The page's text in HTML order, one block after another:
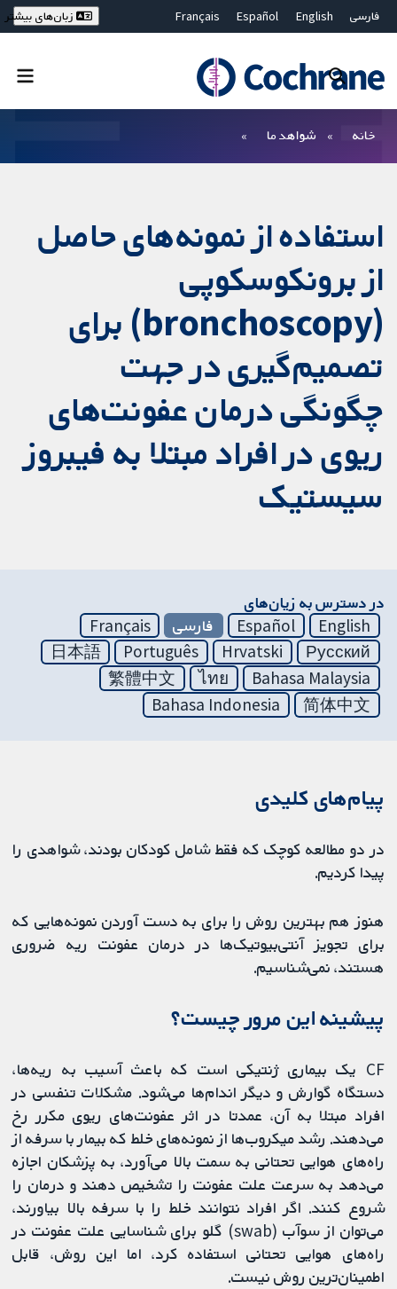
فارسی English
Español
Français
Bahasa Malaysia
ไทย
繁體中文
زبان‌های بیشتر
خانه شواهد ما
استفاده از نمونه‌های حاصل
از برونکوسکوپی
(bronchoscopy) برای
تصمیم‌گیری در جهت
چگونگی درمان عفونت‌های
ریوی در افراد مبتلا به فیبروز
سیستیک
در دسترس به زیان‌های
English
Español فارسی
Français
Русский
Hrvatski
Português
日本語
Bahasa Malaysia
ไทย
繁體中文
简体中文
Bahasa Indonesia
پیام‌های کلیدی
در دو مطالعه کوچک که فقط شامل کودکان بودند، شواهدی را
پیدا کردیم.
هنوز هم بهترین روش را برای به دست آوردن نمونه‌هایی که
برای تجویز آنتی‌بیوتیک‌ها در درمان عفونت ریه ضروری
هستند، نمی‌شناسیم.
پیشینه این مرور چیست؟
CF یک بیماری ژنتیکی است که باعث آسیب به ریه‌ها،
دستگاه گوارش و دیگر اندام‌ها می‌شود. مشکلات تنفسی در
افراد مبتلا به آن، عمدتا در اثر عفونت‌های ریوی مکرر رخ
می‌دهند. رشد میکروب‌ها از نمونه‌های خلط که بیمار با سرفه از
راه‌های هوایی تحتانی به سمت بالا می‌آورد، به پزشکان اجازه
می‌دهد به سرعت علت عفونت را تشخیص دهند و درمان را
شروع کنند. اگر افراد نتوانند خلط را با سرفه بالا بیاورند،
می‌توان از سوآب (swab) گلو برای شناسایی علت عفونت در
راه‌های هوایی تحتانی استفاده کرد، اما این روش، قابل
اطمینان‌ترین روش نیست.